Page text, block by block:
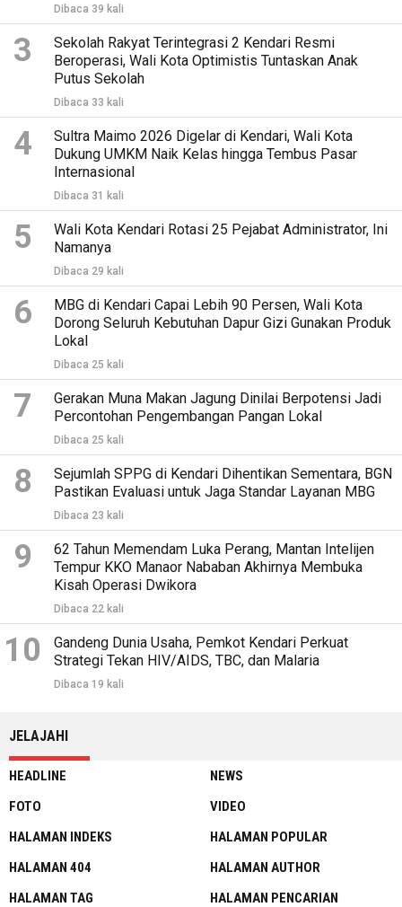
Dibaca 39 kali
3
Sekolah Rakyat Terintegrasi 2 Kendari Resmi
Beroperasi, Wali Kota Optimistis Tuntaskan Anak
Putus Sekolah
Dibaca 33 kali
4
Sultra Maimo 2026 Digelar di Kendari, Wali Kota
Dukung UMKM Naik Kelas hingga Tembus Pasar
Internasional
Dibaca 31 kali
5
Wali Kota Kendari Rotasi 25 Pejabat Administrator, Ini
Namanya
Dibaca 29 kali
6
MBG di Kendari Capai Lebih 90 Persen, Wali Kota
Dorong Seluruh Kebutuhan Dapur Gizi Gunakan Produk
Lokal
Dibaca 25 kali
7
Gerakan Muna Makan Jagung Dinilai Berpotensi Jadi
Percontohan Pengembangan Pangan Lokal
Dibaca 25 kali
8
Sejumlah SPPG di Kendari Dihentikan Sementara, BGN
Pastikan Evaluasi untuk Jaga Standar Layanan MBG
Dibaca 23 kali
9
62 Tahun Memendam Luka Perang, Mantan Intelijen
Tempur KKO Manaor Nababan Akhirnya Membuka
Kisah Operasi Dwikora
Dibaca 22 kali
10
Gandeng Dunia Usaha, Pemkot Kendari Perkuat
Strategi Tekan HIV/AIDS, TBC, dan Malaria
Dibaca 19 kali
JELAJAHI
HEADLINE
NEWS
FOTO
VIDEO
HALAMAN INDEKS
HALAMAN POPULAR
HALAMAN 404
HALAMAN AUTHOR
HALAMAN TAG
HALAMAN PENCARIAN